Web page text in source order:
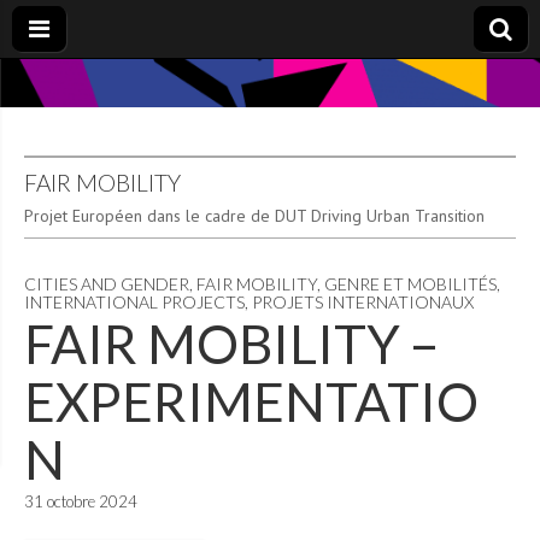
FAIR MOBILITY
Projet Européen dans le cadre de DUT Driving Urban Transition
CITIES AND GENDER FAIR MOBILITY, GENRE ET MOBILITÉS
INTERNATIONAL PROJECTS PROJETS INTERNATIONAUX
FAIR MOBILITY –
EXPERIMENTATIO
N
31 octobre 2024